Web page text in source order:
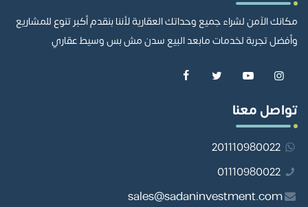
مكانك الآمن لشراء جميع وحداتك العقارية لأننا بنقدم أكبر تنوع للمشاريع
وأفضل تجربة لخدمات مابعد البيع سدن مش بس وسيط عقاري
تواصل معنا
201110980022
01110980022
sales@sadaninvestment.com